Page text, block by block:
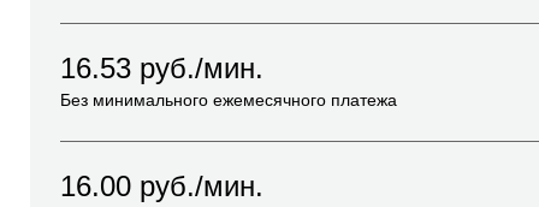
16.53 руб./мин.
Без минимального ежемесячного платежа
16.00 руб./мин.